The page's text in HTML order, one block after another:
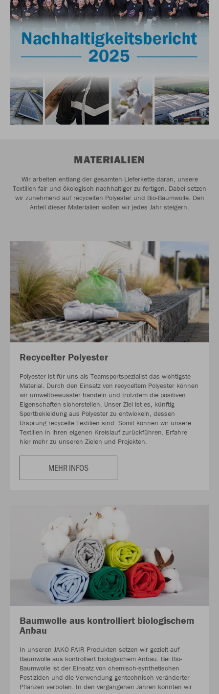
MATERIALIEN
Wir arbeiten entlang der gesamten Lieferkette daran, unsere
Textilien fair und ökologisch nachhaltiger zu fertigen. Dabei setzen
wir zunehmend auf recycelten Polyester und Bio-Baumwolle. Den
Anteil dieser Materialien wollen wir jedes Jahr steigern.
Recycelter Polyester
Polyester ist für uns als Teamsportspezialist das wichtigste
Material. Durch den Einsatz von recyceltem Polyester können
wir umweltbewusster handeln und trotzdem die positiven
Eigenschaften sicherstellen. Unser Ziel ist es, künftig
Sportbekleidung aus Polyester zu entwickeln, dessen
Ursprung recycelte Textilien sind. Somit können wir unsere
Textilien in ihren eigenen Kreislauf zurückführen. Erfahre
hier mehr zu unseren Zielen und Projekten.
MEHR INFOS
Baumwolle aus kontrolliert biologischem
Anbau
In unseren JAKO FAIR Produkten setzen wir gezielt auf
Baumwolle aus kontrolliert biologischem Anbau. Bei Bio-
Baumwolle ist der Einsatz von chemisch-synthetischen
Pestiziden und die Verwendung gentechnisch veränderter
Pflanzen verboten. In den vergangenen Jahren konnten wir